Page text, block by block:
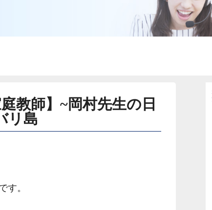
教師】~岡村先生の日
リ島
す。